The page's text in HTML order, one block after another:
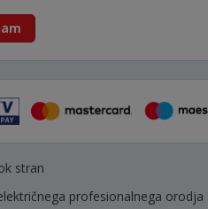
stran
profesionalnega orodja